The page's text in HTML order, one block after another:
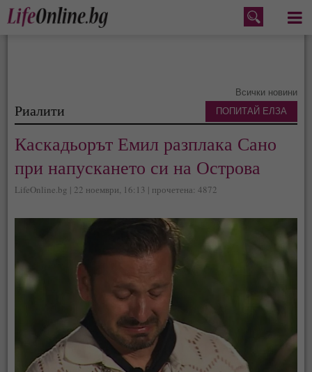
Меню
Всички новини
Риалити
Каскадьорът Емил разплака Сано
при напускането си на Острова
LifeOnline.bg | 22 ноември, 16:13 | прочетена: 4872
ПОПИТАЙ ЕЛЗА